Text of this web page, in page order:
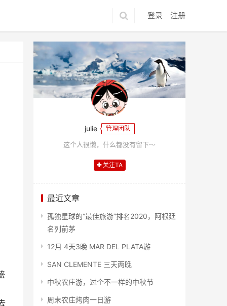
登录 注册
julie 管理团队
这个人很懒，什么都没有留下～
关注TA
最近文章
孤独星球的“最佳旅游”排名2020，阿根廷
名列前茅
12月 4天3晚 MAR DEL PLATA游
SAN CLEMENTE 三天两晚
中秋农庄游，过个不一样的中秋节
周末农庄烤肉一日游